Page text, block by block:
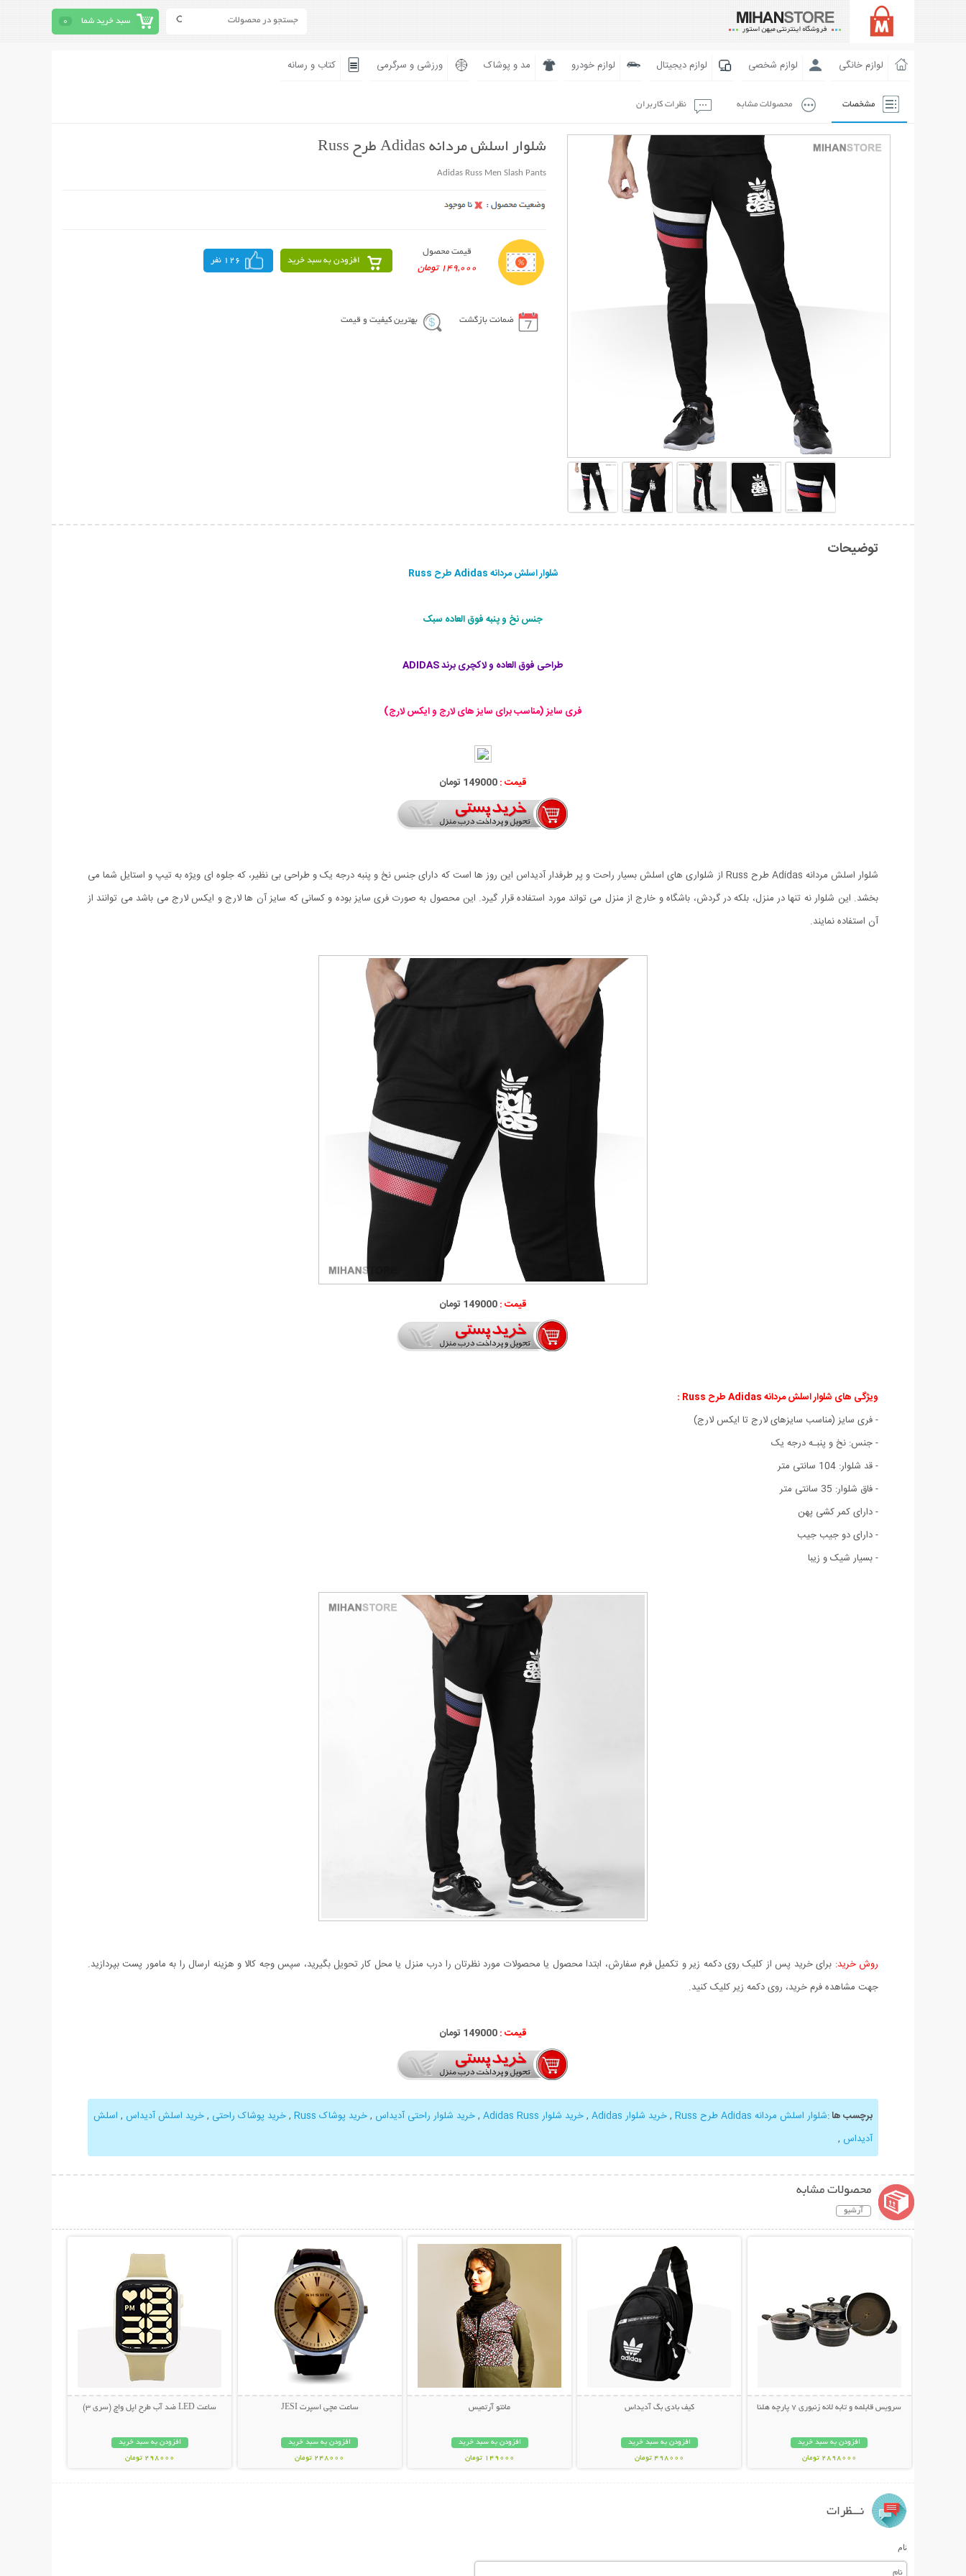
سبد خرید شما 0
لوازم خانگی لوازم شخصی لوازم دیجیتال لوازم خودرو مد و پوشاک ورزشی و سرگرمی کتاب و رسانه
مشخصات محصولات مشابه نظرات کاربران
شلوار اسلش مردانه Adidas طرح Russ
Adidas Russ Men Slash Pants
قیمت محصول
149,000 تومان
افزودن به سبد خرید 126 نفر
ضمانت بازگشت بهترین کیفیت و قیمت
توضیحات
شلوار اسلش مردانه Adidas طرح Russ
جنس نخ و پنبه فوق العاده سبک
طراحی فوق العاده و لاکچری برند ADIDAS
فری سایز (مناسب برای سایز های لارج و ایکس لارج)
قیمت :149000 تومان
شلوار اسلش مردانه Adidas طرح Russ از شلواری های اسلش بسیار راحت و پر طرفدار آدیداس این روز ها است که دارای جنس نخ و پنبه درجه یک و طراحی بی نظیر، که جلوه ای ویژه به تیپ و استایل شما می
بخشد. این شلوار نه تنها در منزل، بلکه در گردش، باشگاه و خارج از منزل می تواند مورد استفاده قرار گیرد. این محصول به صورت فری سایز بوده و کسانی که سایز آن ها لارج و ایکس لارج می باشد می توانند از
آن استفاده نمایند.
قیمت :149000 تومان
ویژگی های شلوار اسلش مردانه Adidas طرح Russ :
- فری سایز (مناسب سایزهای لارج تا ایکس لارج)
- جنس: نخ و پنبـه درجه یک
- قد شلوار: 104 سانتی متر
- فاق شلوار: 35 سانتی متر
- دارای کمر کشی پهن
- دارای دو جیب جیب
- بسیار شیک و زیبا
روش خرید: برای خرید پس از کلیک روی دکمه زیر و تکمیل فرم سفارش، ابتدا محصول یا محصولات مورد نظرتان را درب منزل یا محل کار تحویل بگیرید، سپس وجه کالا و هزینه ارسال را به مامور پست بپردازید.
جهت مشاهده فرم خرید، روی دکمه زیر کلیک کنید.
قیمت :149000 تومان
برچسب ها:شلوار اسلش مردانه Adidas طرح Russ ,خرید شلوار Adidas ,خرید شلوار Adidas Russ ,خرید شلوار راحتی آدیداس ,خرید پوشاک Russ ,خرید پوشاک راحتی ,خرید اسلش آدیداس , اسلش
آدیداس ,
محصولات مشابه
آرشیو
سرویس قابلمه و تابه لانه زنبوری 7 پارچه هلنا
افزودن به سبد خرید
2898000 تومان
کیف بادی بگ آدیداس
افزودن به سبد خرید
498000 تومان
مانتو آرتمیس
افزودن به سبد خرید
149000 تومان
ساعت مچی اسپرت JESI
افزودن به سبد خرید
248000 تومان
ساعت LED ضد آب طرح اپل واچ (سری 3)
افزودن به سبد خرید
298000 تومان
نـــظرات
نام